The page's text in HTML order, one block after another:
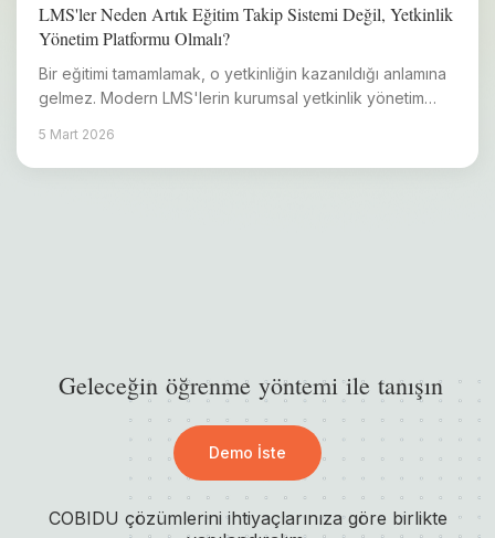
LMS'ler Neden Artık Eğitim Takip Sistemi Değil, Yetkinlik
Yönetim Platformu Olmalı?
Bir eğitimi tamamlamak, o yetkinliğin kazanıldığı anlamına
gelmez. Modern LMS'lerin kurumsal yetkinlik yönetim
5 Mart 2026
Geleceğin öğrenme yöntemi ile tanışın
Demo İste
COBIDU çözümlerini ihtiyaçlarınıza göre birlikte